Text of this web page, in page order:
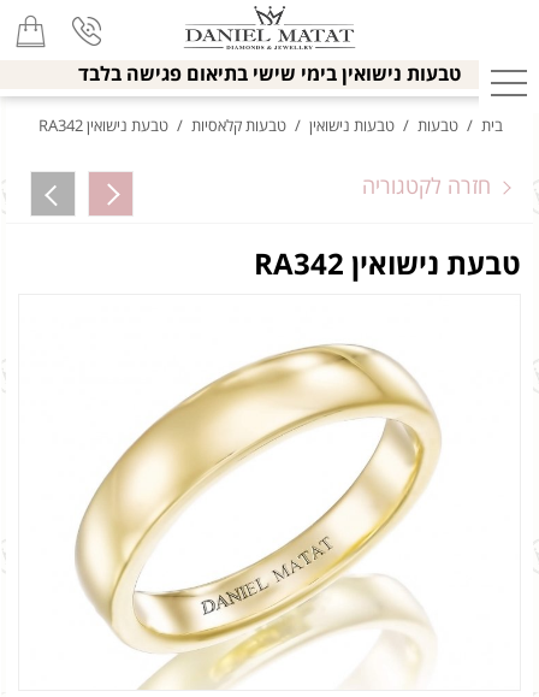
טבעות נישואין בימי שישי בתיאום פגישה בלבד
בית / טבעות / טבעות נישואין / טבעות קלאסיות / טבעת נישואין RA342
חזרה לקטגוריה
טבעת נישואין RA342